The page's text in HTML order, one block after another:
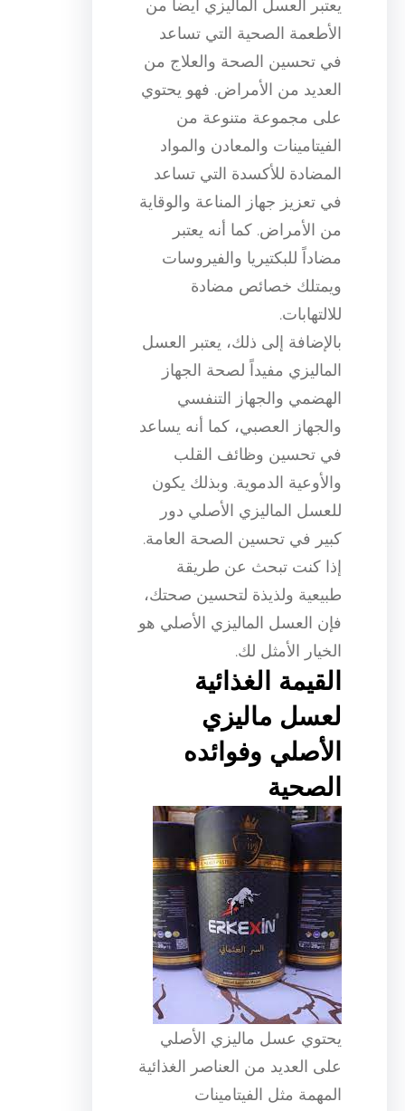
يعتبر العسل الماليزي أيضاً من
الأطعمة الصحية التي تساعد
في تحسين الصحة والعلاج من
العديد من الأمراض. فهو يحتوي
على مجموعة متنوعة من
الفيتامينات والمعادن والمواد
المضادة للأكسدة التي تساعد
في تعزيز جهاز المناعة والوقاية
من الأمراض. كما أنه يعتبر
مضاداً للبكتيريا والفيروسات
ويمتلك خصائص مضادة
للالتهابات.
بالإضافة إلى ذلك، يعتبر العسل
الماليزي مفيداً لصحة الجهاز
الهضمي والجهاز التنفسي
والجهاز العصبي، كما أنه يساعد
في تحسين وظائف القلب
والأوعية الدموية. وبذلك يكون
للعسل الماليزي الأصلي دور
كبير في تحسين الصحة العامة.
إذا كنت تبحث عن طريقة
طبيعية ولذيذة لتحسين صحتك،
فإن العسل الماليزي الأصلي هو
الخيار الأمثل لك.
القيمة الغذائية
لعسل ماليزي
الأصلي وفوائده
الصحية
يحتوي عسل ماليزي الأصلي
على العديد من العناصر الغذائية
المهمة مثل الفيتامينات